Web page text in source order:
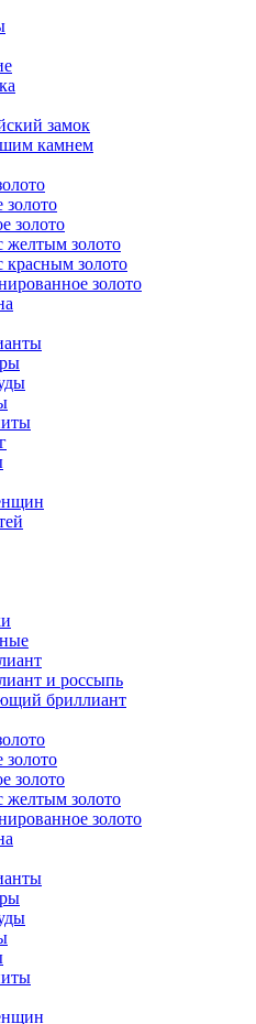
замок
камнем
золото
золото
желтым золото
красным золото
золото
и россыпь
бриллиант
золото
золото
желтым золото
золото